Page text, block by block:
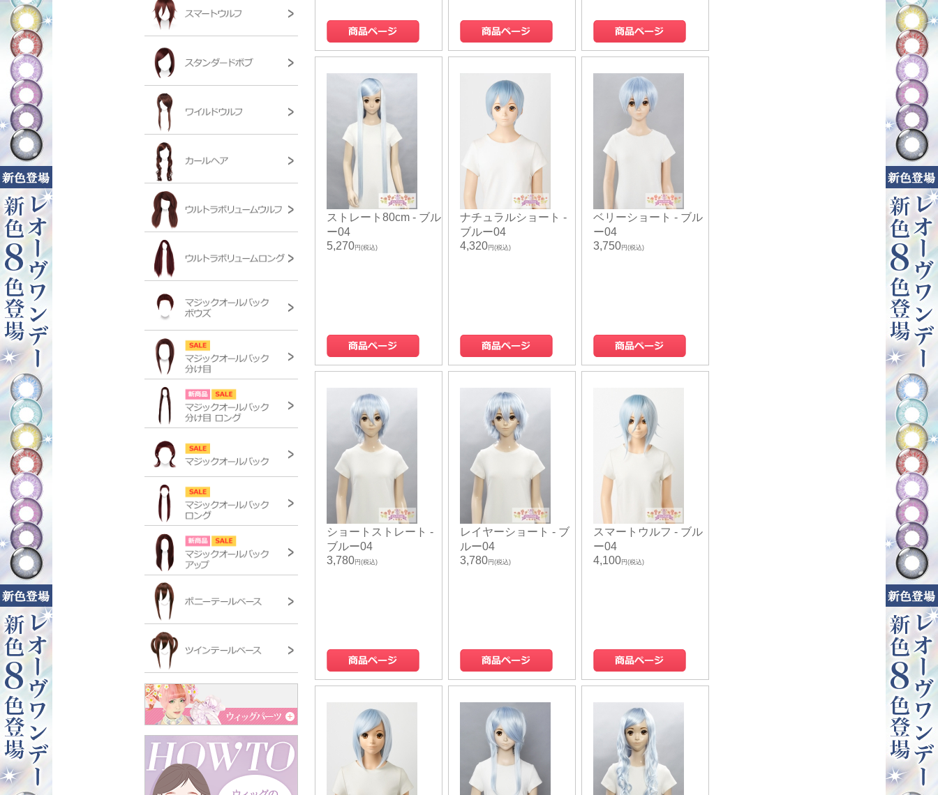
ストレート80cm - ブル
ー04
5,270円(税込)
ナチュラルショート -
ブルー04
4,320円(税込)
ベリーショート - ブル
ー04
3,750円(税込)
ショートストレート -
ブルー04
3,780円(税込)
レイヤーショート - ブ
ルー04
3,780円(税込)
スマートウルフ - ブル
ー04
4,100円(税込)